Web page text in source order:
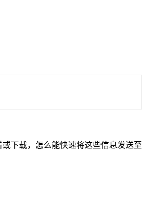
下载，怎么能快速将这些信息发送至